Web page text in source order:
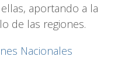
aportando a la
de las regiones.
Nacionales